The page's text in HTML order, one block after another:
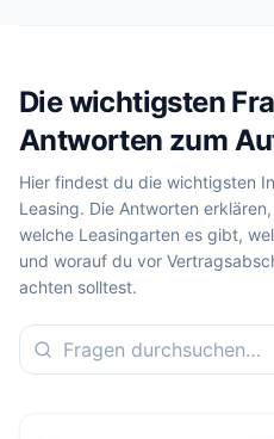
Die wichtigsten
Antworten zum
Hier findest du die wichtigsten
Leasing. Die Antworten
welche Leasingarten es gibt,
und worauf du vor
achten solltest.